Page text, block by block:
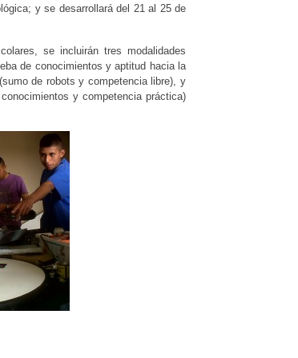
y se desarrollará del 21 al 25 de
se incluirán tres modalidades
de conocimientos y aptitud hacia la
de robots y competencia libre), y
y competencia práctica)